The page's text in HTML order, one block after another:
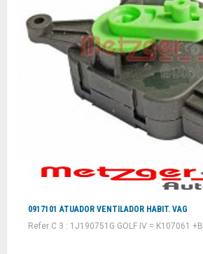
0917101 ATUADOR VENTILADOR HABIT. VAG
Refer C 3 : 1J190751G GOLF IV = K107061 +B